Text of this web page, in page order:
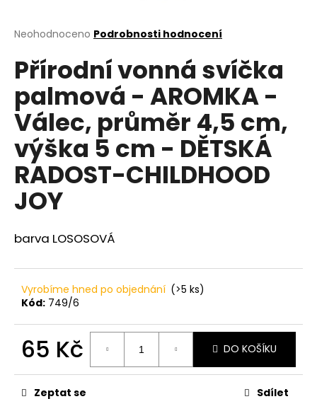
Průměrné
produktu
je
5
hvězdiček.
Neohodnoceno Podrobnosti hodnocení
Přírodní vonná svíčka
palmová - AROMKA -
Válec, průměr 4,5 cm,
výška 5 cm - DĚTSKÁ
RADOST-CHILDHOOD
JOY
barva LOSOSOVÁ
Vyrobíme hned po objednání (>5 ks)
Kód: 749/6
65 Kč
cena:
DO KOŠÍKU
Zeptat se Sdílet
j
t
?
HLEDAT
o
o
u
č
m